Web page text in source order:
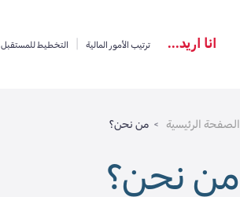
انا اريد... ترتيب الأمور المالية التخطيط للمستقبل
الصفحة الرئيسية من نحن؟
من نحن؟